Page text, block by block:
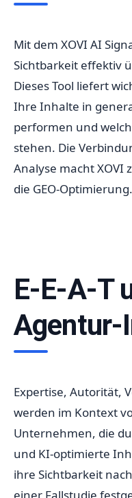
Mit dem XOVI AI
Sichtbarkeit effektiv
Dieses Tool liefert
Ihre Inhalte in
performen und
stehen. Die
Analyse macht
die GEO-Optimierung.
E-E-A-T
Agentur-
Expertise, Autorität,
werden im Kontext
Unternehmen, die
und KI-optimierte
ihre Sichtbarkeit